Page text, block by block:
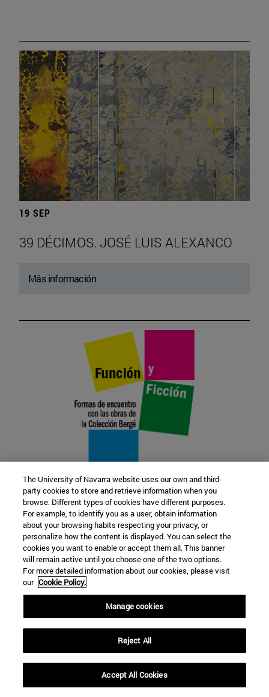
19 SEP
39 DÉCIMOS. JOSÉ LUIS ALEXANCO
Más información
22 SEP
FUNCIÓN Y FICCIÓN. Varios artistas
Más información
The University of Navarra website uses our own and third-
party cookies to store and retrieve information when you
browse. Different types of cookies have different purposes.
For example, to identify you as a user, obtain information
about your browsing habits respecting your privacy, or
personalize how the content is displayed. You can select the
cookies you want to enable or accept them all. This banner
will remain active until you choose one of the two options.
For more detailed information about our cookies, please visit
our Cookie Policy.
Manage cookies
Reject All
Accept All Cookies